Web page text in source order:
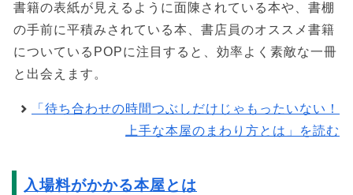
書籍の表紙が見えるように面陳されている本や、書棚
の手前に平積みされている本、書店員のオススメ書籍
についているPOPに注目すると、効率よく素敵な一冊
と出会えます。
「待ち合わせの時間つぶしだけじゃもったいない！
上手な本屋のまわり方とは」を読む
入場料がかかる本屋とは